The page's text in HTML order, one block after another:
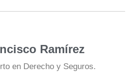
Ramírez
en Derecho y Seguros.